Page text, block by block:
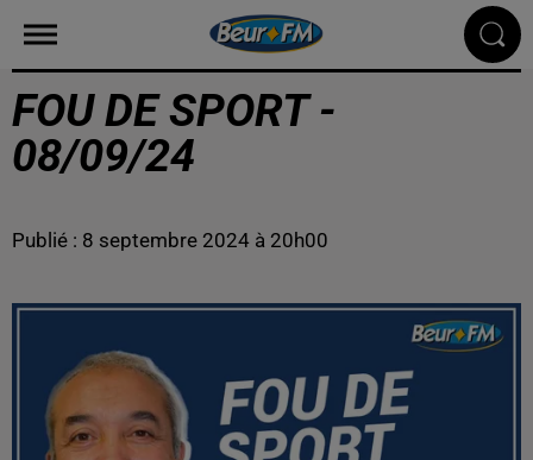
FOU DE SPORT -
08/09/24
Publié : 8 septembre 2024 à 20h00